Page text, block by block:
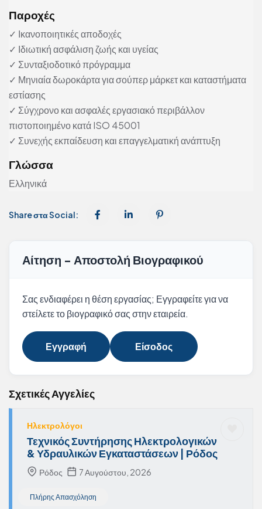
Παροχές
✓ Ικανοποιητικές αποδοχές
✓ Ιδιωτική ασφάλιση ζωής και υγείας
✓ Συνταξιοδοτικό πρόγραμμα
✓ Μηνιαία δωροκάρτα για σούπερ μάρκετ και καταστήματα
εστίασης
✓ Σύγχρονο και ασφαλές εργασιακό περιβάλλον
πιστοποιημένο κατά ISO 45001
✓ Συνεχής εκπαίδευση και επαγγελματική ανάπτυξη
Γλώσσα
Ελληνικά
Share στα Social:
Αίτηση - Αποστολή Βιογραφικού
Σας ενδιαφέρει η θέση εργασίας; Εγγραφείτε για να
στείλετε το βιογραφικό σας στην εταιρεία.
Εγγραφή Είσοδος
Σχετικές Αγγελίες
Ηλεκτρολόγοι
Τεχνικός Συντήρησης Ηλεκτρολογικών
& Υδραυλικών Εγκαταστάσεων | Ρόδος
Ρόδος 7 Αυγούστου, 2026
Πλήρης Απασχόληση